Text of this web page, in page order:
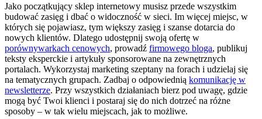
Jako początkujący sklep internetowy musisz przede wszystkim
budować zasięg i dbać o widoczność w sieci. Im więcej miejsc, w
których się pojawiasz, tym większy zasięg i szanse dotarcia do
nowych klientów. Dlatego udostępnij swoją ofertę w
porównywarkach cenowych, prowadź firmowego bloga, publikuj
teksty eksperckie i artykuły sponsorowane na zewnętrznych
portalach. Wykorzystaj marketing szeptany na forach i udzielaj się
na tematycznych grupach. Zadbaj o odpowiednią komunikację w
newsletterze. Przy wszystkich działaniach bierz pod uwagę, gdzie
mogą być Twoi klienci i postaraj się do nich dotrzeć na różne
sposoby – w tak wielu miejscach, jak to możliwe.